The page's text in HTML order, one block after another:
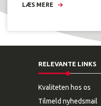
LÆS MERE
RELEVANTE LINKS
Kvaliteten hos os
Tilmeld nyhedsmail